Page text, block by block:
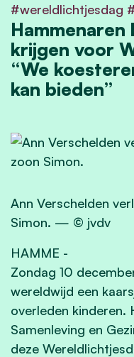
#wereldlichtjesdag
Hammenaren
krijgen voor
“We
kan bieden”
Ann Verschelden
Simon. — © jvdv
HAMME -
Zondag 10
wereldwijd een
overleden kinderen.
Samenleving en
deze